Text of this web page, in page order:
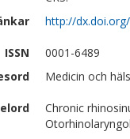
http://
ISSN
0001-6489
Medicin och
Chronic